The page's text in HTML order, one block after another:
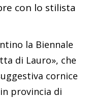
con lo stilista
la Biennale
di Lauro», che
cornice
provincia di